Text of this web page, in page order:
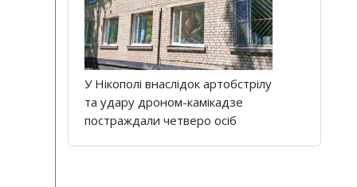
У Нікополі внаслідок артобстрілу
та удару дроном-камікадзе
постраждали четверо осіб